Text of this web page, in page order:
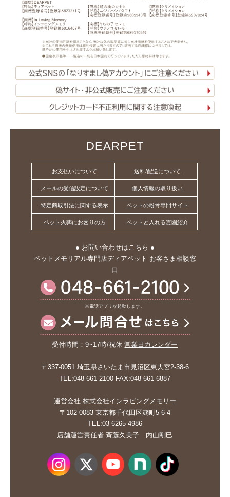
DEARPET
お支払いについて 送料/配送について
メールの受信設定について 個人情報の取り扱い
特定商取引法に関する表示 ペットの粉骨専門サイト
ペット火葬にお困りの方 ペットと入れる霊園紹介
● お問い合わせはこちら ●
ペットメモリアル専門店ディアペット お客さま相談窓
口
※電話アプリが起動します。
受付時間：9~17時/祝休営業日カレンダー
〒337-0051 埼玉県さいたま市見沼区東大宮2-38-6
TEL:048-661-2100 FAX:048-661-6887
運営会社:株式会社インラビングメモリー
〒102-0083 東京都千代田区麹町5-6-4
TEL:03-6265-4986
店舗運営責任者:斉藤久美子 内山剛巳